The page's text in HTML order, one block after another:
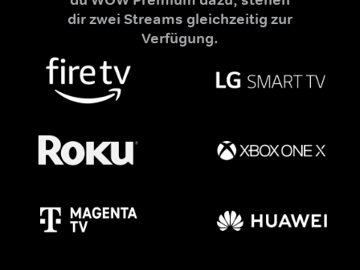
dir zwei Streams gleichzeitig zur
Verfügung.